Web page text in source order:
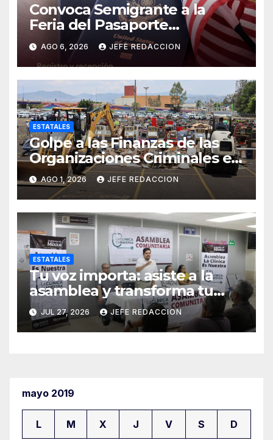
Convoca Semigrante a la
Feria del Pasaporte
Estadounidense 2026
AGO 6, 2026 JEFE REDACCION
ESTATALES
Golpe a las Finanzas de las
Organizaciones Criminales en
Operativos
Interinstitucionales
AGO 1, 2026 JEFE REDACCION
ESTATALES
Tu voz importa: asiste a la
asamblea y transforma tu
clínica del IMSS-Bienestar
JUL 27, 2026 JEFE REDACCION
mayo 2019
L M X J V S D